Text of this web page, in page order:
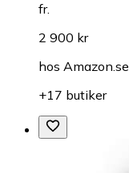
fr.
2 900 kr
hos Amazon.se
+17 butiker